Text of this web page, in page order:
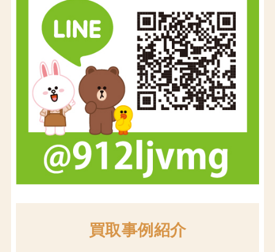
買取事例紹介